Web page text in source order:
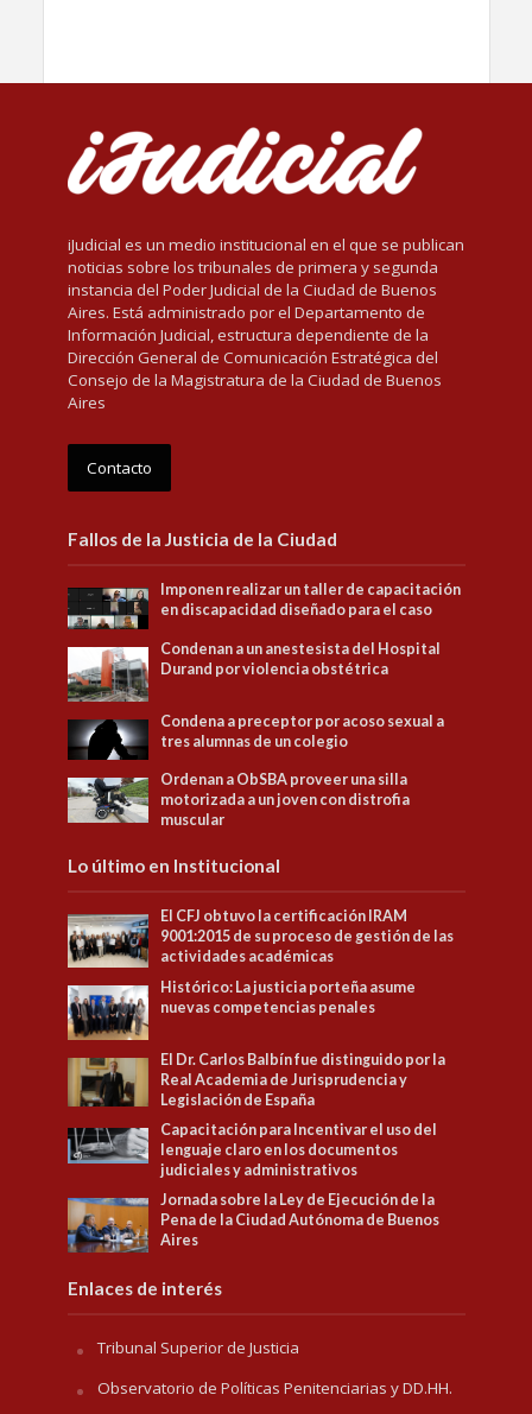
iJudicial es un medio institucional en el que se publican
noticias sobre los tribunales de primera y segunda
instancia del Poder Judicial de la Ciudad de Buenos
Aires. Está administrado por el Departamento de
Información Judicial, estructura dependiente de la
Dirección General de Comunicación Estratégica del
Consejo de la Magistratura de la Ciudad de Buenos
Aires
Contacto
Fallos de la Justicia de la Ciudad
Imponen realizar un taller de capacitación
en discapacidad diseñado para el caso
Condenan a un anestesista del Hospital
Durand por violencia obstétrica
Condena a preceptor por acoso sexual a
tres alumnas de un colegio
Ordenan a ObSBA proveer una silla
motorizada a un joven con distrofia
muscular
Lo último en Institucional
El CFJ obtuvo la certificación IRAM
9001:2015 de su proceso de gestión de las
actividades académicas
Histórico: La justicia porteña asume
nuevas competencias penales
El Dr. Carlos Balbín fue distinguido por la
Real Academia de Jurisprudencia y
Legislación de España
Capacitación para Incentivar el uso del
lenguaje claro en los documentos
judiciales y administrativos
Jornada sobre la Ley de Ejecución de la
Pena de la Ciudad Autónoma de Buenos
Aires
Enlaces de interés
Tribunal Superior de Justicia
Observatorio de Políticas Penitenciarias y DD.HH.